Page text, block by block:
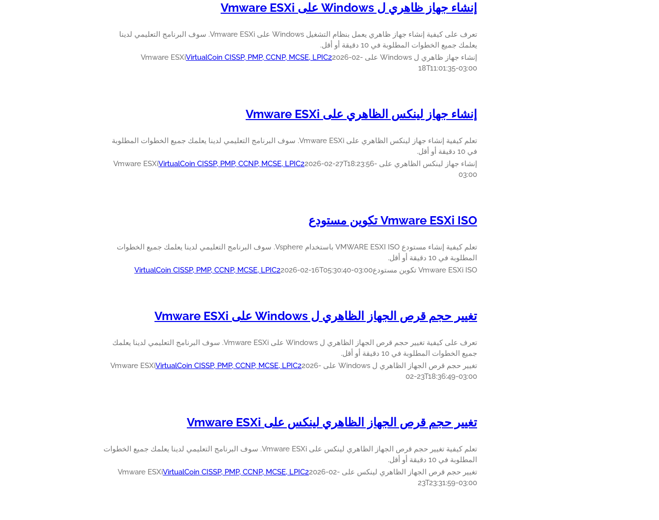
إنشاء جهاز ظاهري ل Windows على Vmware ESXi
تعرف على كيفية إنشاء جهاز ظاهري يعمل بنظام التشغيل Windows على Vmware ESXi. سوف البرنامج التعليمي لدينا
يعلمك جميع الخطوات المطلوبة في 10 دقيقة أو أقل.
إنشاء جهاز ظاهري ل Windows على Vmware ESXi
VirtualCoin CISSP, PMP, CCNP, MCSE, LPIC22026-02-
18T11:01:35-03:00
إنشاء جهاز لينكس الظاهري على Vmware ESXi
تعلم كيفية إنشاء جهاز لينكس الظاهري على Vmware ESXi. سوف البرنامج التعليمي لدينا يعلمك جميع الخطوات المطلوبة
في 10 دقيقة أو أقل.
إنشاء جهاز لينكس الظاهري على Vmware ESXi
VirtualCoin CISSP, PMP, CCNP, MCSE, LPIC22026-02-27T18:23:56-
03:00
Vmware ESXi ISO تكوين مستودع
تعلم كيفية إنشاء مستودع VMWARE ESXI ISO باستخدام Vsphere. سوف البرنامج التعليمي لدينا يعلمك جميع الخطوات
المطلوبة في 10 دقيقة أو أقل.
Vmware ESXi ISO تكوين مستودع
VirtualCoin CISSP, PMP, CCNP, MCSE, LPIC22026-02-16T05:30:40-03:00
تغيير حجم قرص الجهاز الظاهري ل Windows على Vmware ESXi
تعرف على كيفية تغيير حجم قرص الجهاز الظاهري ل Windows على Vmware ESXi. سوف البرنامج التعليمي لدينا يعلمك
جميع الخطوات المطلوبة في 10 دقيقة أو أقل.
تغيير حجم قرص الجهاز الظاهري ل Windows على Vmware ESXi
VirtualCoin CISSP, PMP, CCNP, MCSE, LPIC22026-
02-23T18:36:49-03:00
تغيير حجم قرص الجهاز الظاهري لينكس على Vmware ESXi
تعلم كيفية تغيير حجم قرص الجهاز الظاهري لينكس على Vmware ESXi. سوف البرنامج التعليمي لدينا يعلمك جميع الخطوات
المطلوبة في 10 دقيقة أو أقل.
تغيير حجم قرص الجهاز الظاهري لينكس على Vmware ESXi
VirtualCoin CISSP, PMP, CCNP, MCSE, LPIC22026-02-
23T23:31:59-03:00